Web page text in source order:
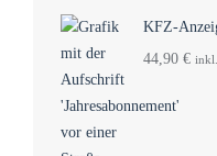
KFZ-
44,90 €